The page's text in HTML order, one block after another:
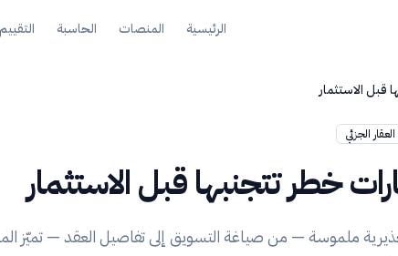
الرئيسية المنصات الحاسبة
الجزئي
ملموسة — من صياغة التسويق إلى تفاصيل العقد — تميّز